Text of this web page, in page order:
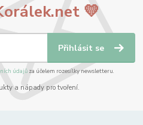
💛
Přihlásit se
údajůza účelem rozesílky newsletteru.
a nápady pro tvoření.